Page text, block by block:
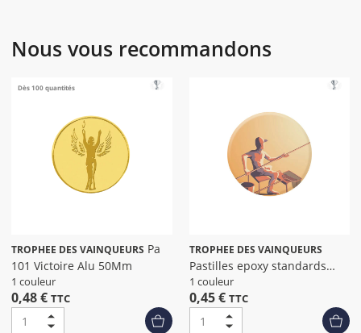
Nous vous recommandons
Dès 100 quantités
TROPHEE DES VAINQUEURS
101 Victoire Alu 50Mm
1 couleur
0,48 € TTC
TROPHEE DES VAINQUEURS
Pastilles epoxy standards
peche dia
1 couleur
0,45 € TTC